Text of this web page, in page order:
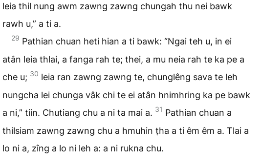
leia thil nung awm zawng zawng chungah thu nei bawk
rawh u,” a ti a.
29 Pathian chuan heti hian a ti bawk: “Ngai teh u, in ei
atân leia thlai, a fanga rah te; thei, a mu neia rah te ka pe a
che u; 30 leia ran zawng zawng te, chunglêng sava te leh
nungcha lei chunga vâk chi te ei atân hnimhring ka pe bawk
a ni,” tiin. Chutiang chu a ni ta mai a. 31 Pathian chuan a
thilsiam zawng zawng chu a hmuhin ṭha a ti êm êm a. Tlai a
lo ni a, zîng a lo ni leh a: a ni rukna chu.